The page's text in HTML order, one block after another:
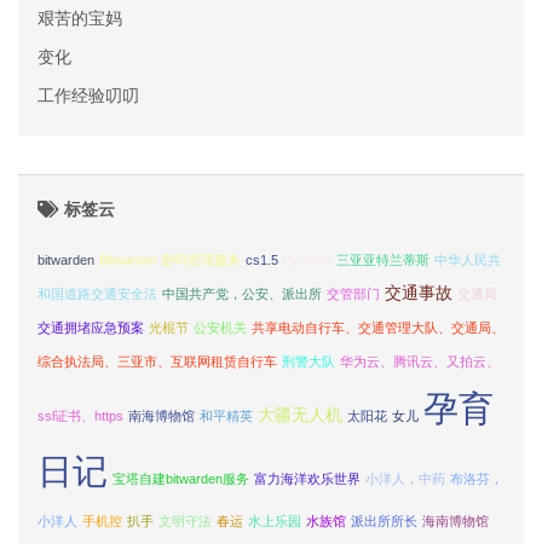
艰苦的宝妈
变化
工作经验叨叨
标签云
bitwarden Bitwarden 密码管理服务 cs1.5 三亚亚特兰蒂斯 中华人民共
和国道路交通安全法 中国共产党，公安、派出所 交管部门 交通事故 交通局
交通拥堵应急预案 光棍节 公安机关 共享电动自行车、交通管理大队、交通局、
综合执法局、三亚市、互联网租赁自行车 刑警大队 华为云、腾讯云、又拍云、
ssl证书、https 南海博物馆 和平精英 大疆无人机 太阳花 女儿 孕育
日记 宝塔自建bitwarden服务 富力海洋欢乐世界 小洋人，中药 布洛芬，
小洋人 手机控 扒手 文明守法 春运 水上乐园 水族馆 派出所所长 海南博物馆